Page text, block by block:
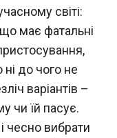
світі:
має фатальні
до чого не
варіантів –
чи їй пасує.
чесно вибрати